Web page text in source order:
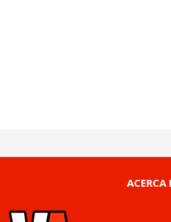
ACERCA